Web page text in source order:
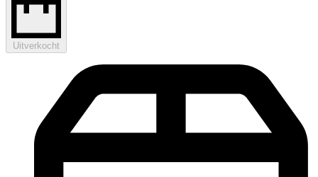
Uitverkocht